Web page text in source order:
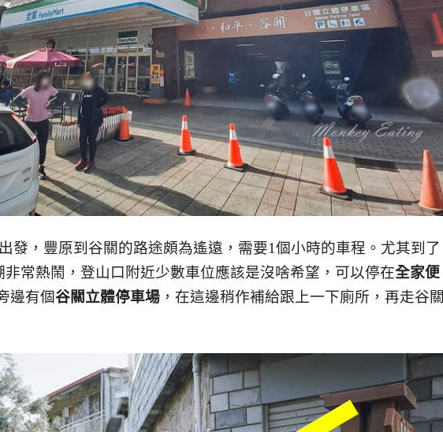
發，豐原到谷關的路途頗為遙遠，需要1個小時的車程。尤其到了
常熱鬧，登山口附近少數車位應該是沒啥希望，可以停在全家便
邊有個谷關立體停車場 ，在這邊稍作補給跟上一下廁所，再走谷關